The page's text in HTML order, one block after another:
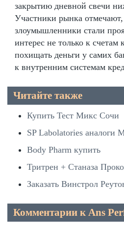
закрытию дневной свечи
Участники рынка
злоумышленники стали
интерес не только к счетам
похищать деньги у самих
к внутренним системам
Читайте также
Купить Тест Микс Сочи
SP Labolatories аналоги
Body Pharm купить
Тритрен + Станаза
Заказать Винстрол
Комментарии к Ans